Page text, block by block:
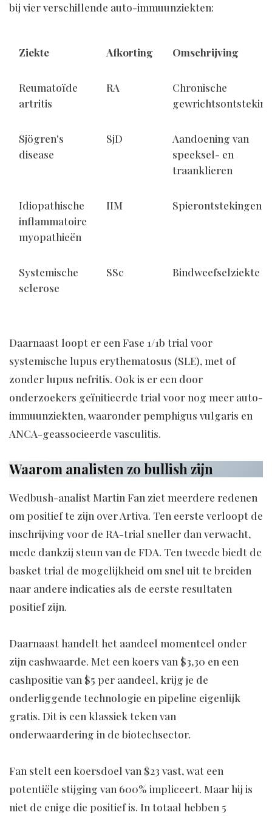
bij vier verschillende auto-immuunziekten:
Ziekte Afkorting Omschrijving
Reumatoïde
artritis
RA
Chronische
gewrichtsontsteking
Sjögren's
disease
SjD
Aandoening van
speeksel- en
traanklieren
Idiopathische
inflammatoire
myopathieën
IIM Spierontstekingen
Systemische
sclerose
SSc Bindweefselziekte
Daarnaast loopt er een Fase 1/1b trial voor
systemische lupus erythematosus (SLE), met of
zonder lupus nefritis. Ook is er een door
onderzoekers geïnitieerde trial voor nog meer auto-
immuunziekten, waaronder pemphigus vulgaris en
ANCA-geassocieerde vasculitis.
Waarom analisten zo bullish zijn
Wedbush-analist Martin Fan ziet meerdere redenen
om positief te zijn over Artiva. Ten eerste verloopt de
inschrijving voor de RA-trial sneller dan verwacht,
mede dankzij steun van de FDA. Ten tweede biedt de
basket trial de mogelijkheid om snel uit te breiden
naar andere indicaties als de eerste resultaten
positief zijn.
Daarnaast handelt het aandeel momenteel onder
zijn cashwaarde. Met een koers van $3,30 en een
cashpositie van $5 per aandeel, krijg je de
onderliggende technologie en pipeline eigenlijk
gratis. Dit is een klassiek teken van
onderwaardering in de biotechsector.
Fan stelt een koersdoel van $23 vast, wat een
potentiële stijging van 600% impliceert. Maar hij is
niet de enige die positief is. In totaal hebben 5